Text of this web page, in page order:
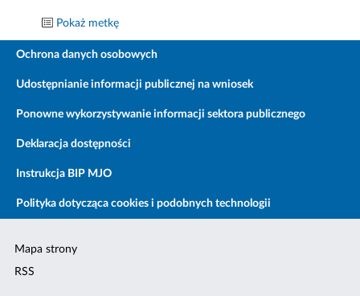
Pokaż metkę
Ochrona danych osobowych
Udostępnianie informacji publicznej na wniosek
Ponowne wykorzystywanie informacji sektora publicznego
Deklaracja dostępności
Instrukcja BIP MJO
Polityka dotycząca cookies i podobnych technologii
Mapa strony
RSS